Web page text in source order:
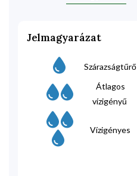
Jelmagyarázat
Szárazságtűrő
Átlagos
vízigényű
Vízigényes